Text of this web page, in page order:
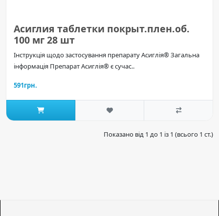
Асиглия таблетки покрыт.плен.об.
100 мг 28 шт
Інструкція щодо застосування препарату Асиглія® Загальна
інформація Препарат Асиглія® є сучас..
591грн.
Показано від 1 до 1 із 1 (всього 1 ст.)